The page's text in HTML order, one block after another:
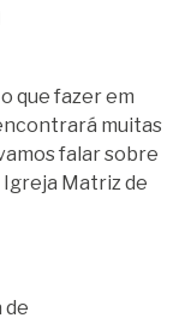
que fazer em
muitas
falar sobre
Matriz de
de